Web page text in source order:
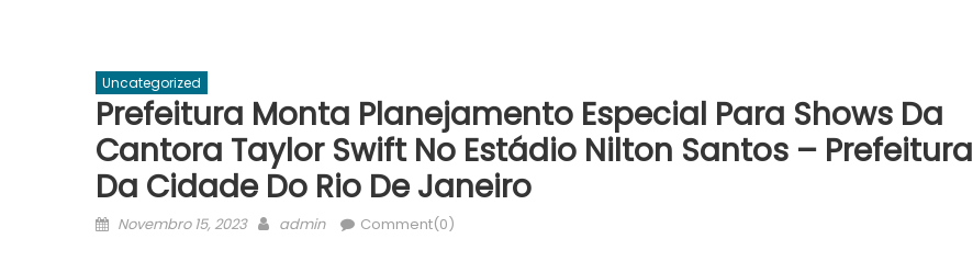
Uncategorized
Prefeitura Monta Planejamento Especial Para Shows Da
Cantora Taylor Swift No Estádio Nilton Santos – Prefeitura
Da Cidade Do Rio De Janeiro
Posted
Novembro 15, 2023 Author
admin Comment(0)